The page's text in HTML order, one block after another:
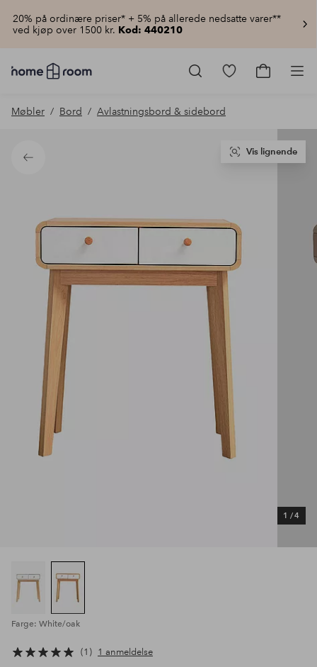
20% på ordinære priser* + 5% på allerede nedsatte varer**
ved kjøp over 1500 kr. Kod: 440210
Homeroom
–
hjemmet
pris
Gå
Gå
Møbler Bord Avlastningsbord & sidebord
Tilbake
1 /4
Vis lignende
Farge: White/oak
1 1 anmeldelse